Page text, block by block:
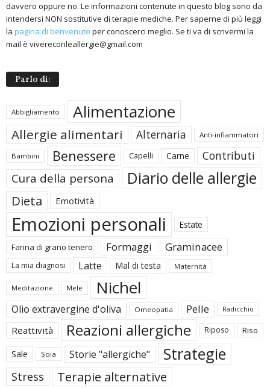
davvero oppure no. Le informazioni contenute in questo blog sono da
intendersi NON sostitutive di terapie mediche. Per saperne di più leggi
la pagina di benvenuto per conoscerci meglio. Se ti va di scrivermi la
mail è vivereconleallergie@gmail.com
Parlo di:
Abbigliamento Alimentazione
Allergie alimentari Alternaria Anti-infiammatori
Bambini Benessere Capelli Carne Contributi
Cura della persona Diario delle allergie
Dieta Emotività
Emozioni personali Estate
Farina di grano tenero Formaggi Graminacee
La mia diagnosi Latte Mal di testa Maternità
Meditazione Mele Nichel
Olio extravergine d'oliva Omeopatia Pelle Radicchio
Reattività Reazioni allergiche Riposo Riso
Sale Soia Storie "allergiche" Strategie
Stress Terapie alternative